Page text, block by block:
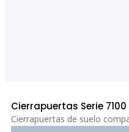
Cierrapuertas Serie 7100
Cierrapuertas de suelo